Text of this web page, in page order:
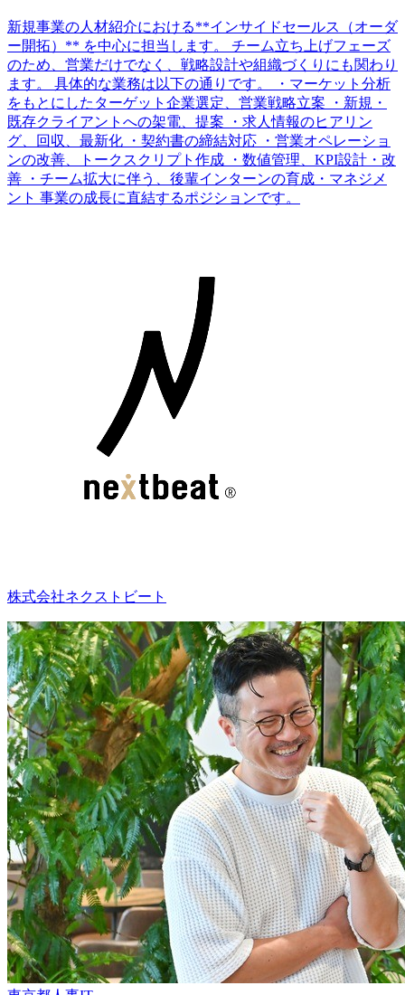
新規事業の人材紹介における**インサイドセールス（オーダ
ー開拓）** を中心に担当します。 チーム立ち上げフェーズ
のため、営業だけでなく、戦略設計や組織づくりにも関わり
ます。 具体的な業務は以下の通りです。 ・マーケット分析
をもとにしたターゲット企業選定、営業戦略立案 ・新規・
既存クライアントへの架電、提案 ・求人情報のヒアリン
グ、回収、最新化 ・契約書の締結対応 ・営業オペレーショ
ンの改善、トークスクリプト作成 ・数値管理、KPI設計・改
善 ・チーム拡大に伴う、後輩インターンの育成・マネジメ
ント 事業の成長に直結するポジションです。
株式会社ネクストビート